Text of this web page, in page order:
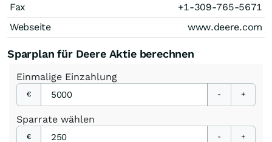
Fax
+1-309-765-5671
Webseite
www.deere.com
Sparplan für Deere Aktie berechnen
Einmalige Einzahlung
€ - +
Sparrate wählen
€ - +